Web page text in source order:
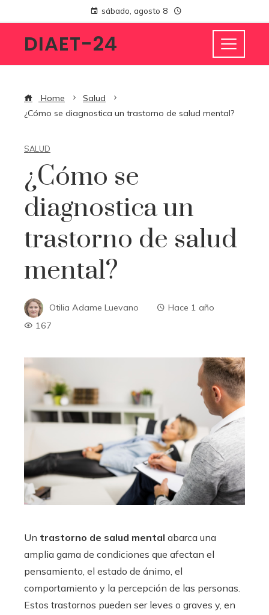
sábado, agosto 8
DIAET-24
Home
Salud
¿Cómo se diagnostica un trastorno de salud mental?
SALUD
¿Cómo se
diagnostica un
trastorno de salud
mental?
Otilia Adame Luevano
Hace 1 año
167
Un trastorno de salud mental abarca una
amplia gama de condiciones que afectan el
pensamiento, el estado de ánimo, el
comportamiento y la percepción de las personas.
Estos trastornos pueden ser leves o graves y, en